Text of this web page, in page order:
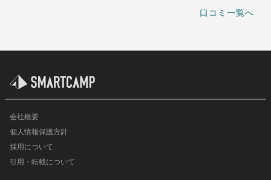
口コミ一覧へ
会社概要
個人情報保護方針
採用について
引用・転載について